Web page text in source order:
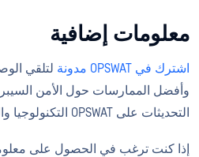
معلومات إضافية
اشترك في OPSWAT مدونة
لتلقي
وأفضل الممارسات حول الأمن
التحديثات على OPSWAT التكنولوجيا والمنتجات.
إذا كنت ترغب في الحصول على